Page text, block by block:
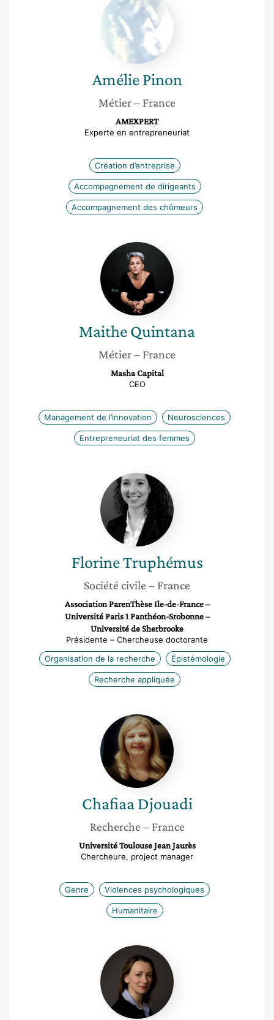
Pinon
Amélie Pinon
Métier– France
AMEXPERT
Experte en entrepreneuriat
Création d’entreprise
Accompagnement de dirigeants
Accompagnement des chômeurs
Maithe
Quintana
MaitheQuintana
Métier– France
Masha Capital
CEO
Management de l’innovation Neurosciences
Entrepreneuriat des femmes
Florine
Truphémus
FlorineTruphémus
Société civile – France
Association ParenThèse Ile-de-France –
Université Paris 1 Panthéon-Srobonne –
Université de Sherbrooke
Présidente – Chercheuse doctorante
Organisation de la recherche
Épistémologie
Recherche appliquée
Chafiaa
Djouadi
Chafiaa Djouadi
Recherche – France
Université Toulouse Jean Jaurès
Chercheure, project manager
Genre Violences psychologiques
Humanitaire
Anne
Marion
De
Cayeux